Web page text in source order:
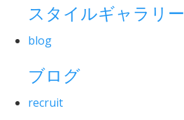
スタイルギャラリー
blog
ブログ
recruit